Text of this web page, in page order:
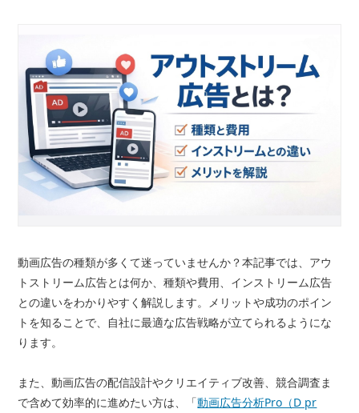
動画広告の種類が多くて迷っていませんか？本記事では、アウ
トストリーム広告とは何か、種類や費用、インストリーム広告
との違いをわかりやすく解説します。メリットや成功のポイン
トを知ることで、自社に最適な広告戦略が立てられるようにな
ります。
また、動画広告の配信設計やクリエイティブ改善、競合調査ま
で含めて効率的に進めたい方は、「動画広告分析Pro（D pr